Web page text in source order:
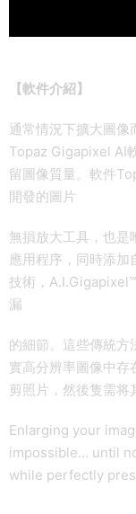
【軟件介紹】
通常情況下擴大圖像
Topaz Gigapixel AI
留圖像質量。軟件
開發的圖片
無損放大工具，也是
應用程序，同時添加
技術，
漏
的細節。這些傳統方
實高分辨率圖像中
剪照片，然後隻需将
Enlarging your
impossible… until
while perfectly